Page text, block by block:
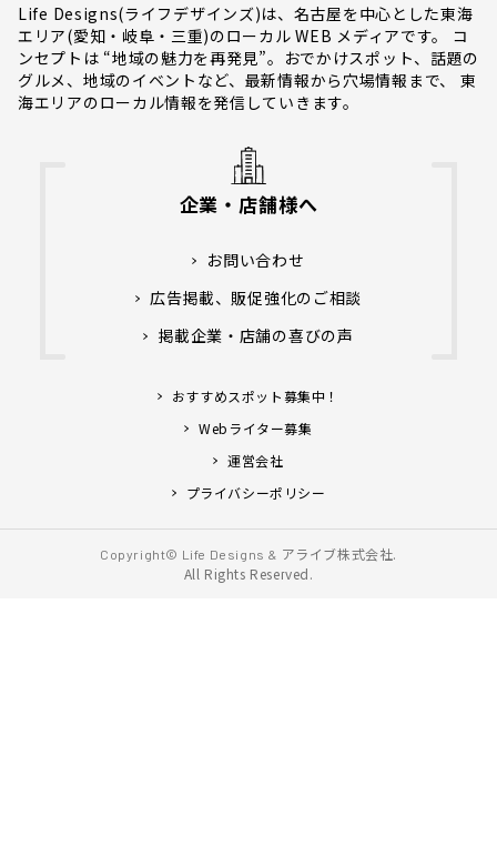
Life Designs(ライフデザインズ)は、名古屋を中心とした東海
エリア(愛知・岐阜・三重)のローカル WEB メディアです。 コ
ンセプトは “地域の魅力を再発見”。おでかけスポット、話題の
グルメ、地域のイベントなど、最新情報から穴場情報まで、 東
海エリアのローカル情報を発信していきます。
企業・店舗様へ
お問い合わせ
広告掲載、販促強化のご相談
掲載企業・店舗の喜びの声
おすすめスポット募集中！
Webライター募集
運営会社
プライバシーポリシー
Copyright© Life Designs & アライブ株式会社.
All Rights Reserved.